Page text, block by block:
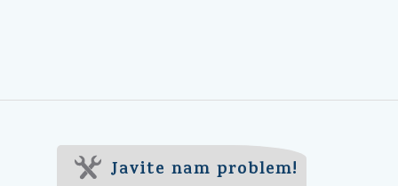
Javite nam problem!